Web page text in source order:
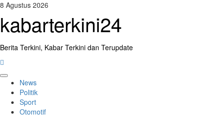
Skip
content
8 Agustus 2026
kabarterkini24
Berita Terkini, Kabar Terkini dan Terupdate
Primary
Menu
News
Politik
Sport
Otomotif